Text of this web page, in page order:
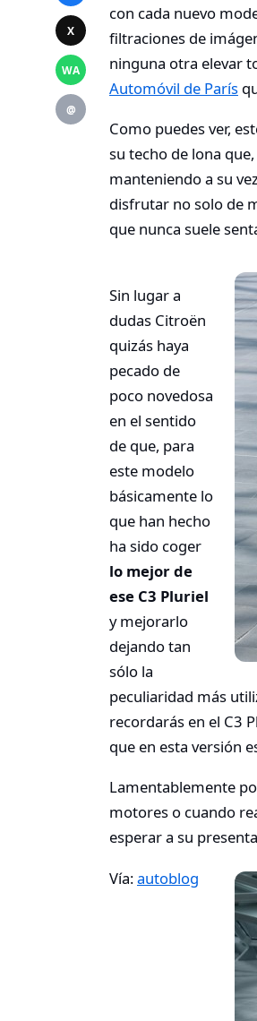
X
WA
@
con cada nuevo
filtraciones de
ninguna otra elevar
Automóvil de París
Como puedes ver,
su techo de lona que,
manteniendo a su
disfrutar no solo de
que nunca suele
Sin lugar a
dudas Citroën
quizás haya
pecado de
poco novedosa
en el sentido
de que, para
este modelo
básicamente lo
que han hecho
ha sido coger
lo mejor de
ese C3 Pluriel
y mejorarlo
dejando tan
sólo la
peculiaridad más
recordarás en el C3
que en esta versión
Lamentablemente
motores o cuando
esperar a su
Vía:autoblog